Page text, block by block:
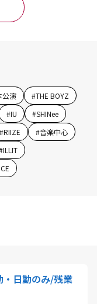
公演 #THE BOYZ
#IU #SHINee
#RIIZE #音楽中心
ILLIT
日勤のみ/残業